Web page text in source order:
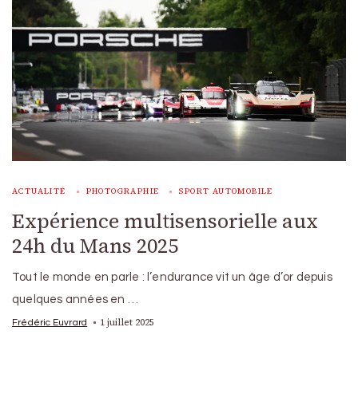
ACTUALITÉ PHOTOGRAPHIE SPORT AUTOMOBILE
Expérience multisensorielle aux
24h du Mans 2025
Tout le monde en parle : l’endurance vit un âge d’or depuis
quelques années en …
Frédéric Euvrard 1 juillet 2025